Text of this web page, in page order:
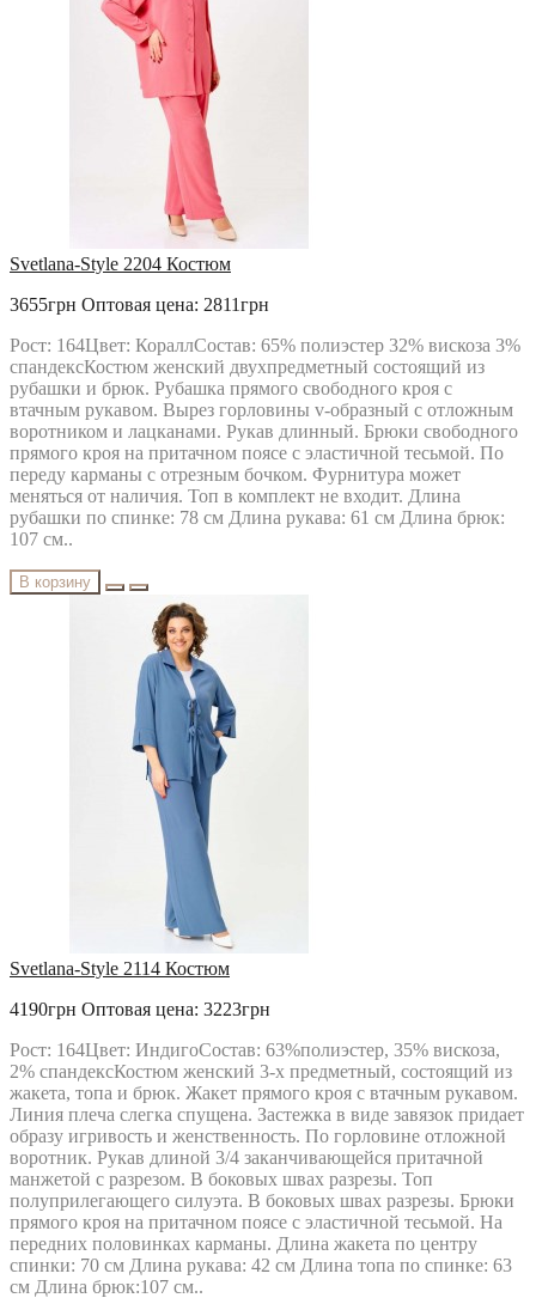
Svetlana-Style 2204 Костюм
3655грн Оптовая цена: 2811грн
Рост: 164Цвет: КораллСостав: 65% полиэстер 32% вискоза 3%
спандексКостюм женский двухпредметный состоящий из
рубашки и брюк. Рубашка прямого свободного кроя с
втачным рукавом. Вырез горловины v-образный с отложным
воротником и лацканами. Рукав длинный. Брюки свободного
прямого кроя на притачном поясе с эластичной тесьмой. По
переду карманы с отрезным бочком. Фурнитура может
меняться от наличия. Топ в комплект не входит. Длина
рубашки по спинке: 78 см Длина рукава: 61 см Длина брюк:
107 см..
В корзину
Svetlana-Style 2114 Костюм
4190грн Оптовая цена: 3223грн
Рост: 164Цвет: ИндигоСостав: 63%полиэстер, 35% вискоза,
2% спандексКостюм женский 3-х предметный, состоящий из
жакета, топа и брюк. Жакет прямого кроя с втачным рукавом.
Линия плеча слегка спущена. Застежка в виде завязок придает
образу игривость и женственность. По горловине отложной
воротник. Рукав длиной 3/4 заканчивающейся притачной
манжетой с разрезом. В боковых швах разрезы. Топ
полуприлегающего силуэта. В боковых швах разрезы. Брюки
прямого кроя на притачном поясе с эластичной тесьмой. На
передних половинках карманы. Длина жакета по центру
спинки: 70 см Длина рукава: 42 см Длина топа по спинке: 63
см Длина брюк:107 см..